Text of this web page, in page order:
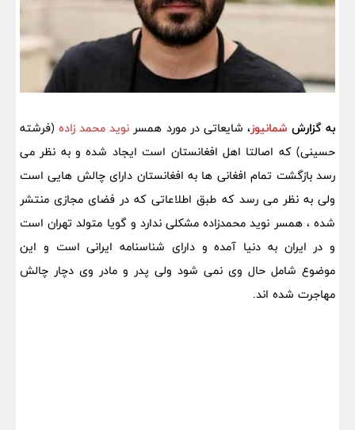
به گزارش شمانیوز، شایعاتی در مورد همسر نوید محمد زاده(فرشته
حسینی) که اصالتا اهل افغانستان است ایجاد شده و به نظر می
رسد بازگشت تمام افغانی ها به افغانستان دارای چالش هایی است
ولی به نظر می رسد که طبق اطلاعاتی که در فضای مجازی منتشر
شده ، همسر نوید محمدزاده مشکلی ندارد و گویا متولد تهران است
و در ایران به دنیا آمده و دارای شناسنامه ایرانی است و این
موضوع شامل حال وی نمی شود ولی پدر و مادر وی دچار چالش
مهاجرت شده اند.